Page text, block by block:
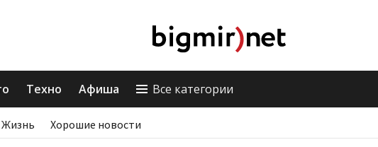
Техно Афиша Все категории
Жизнь Хорошие новости